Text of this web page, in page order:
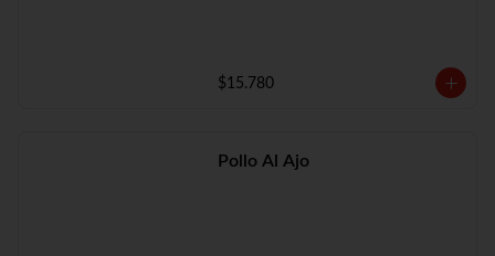
$15.780
Pollo Al Ajo